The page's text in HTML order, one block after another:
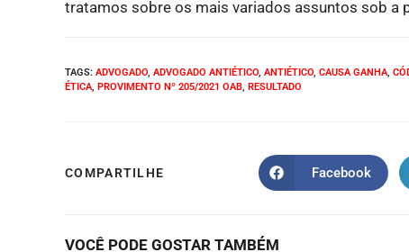
tratamos sobre os mais variados assuntos sob a
TAGS: ADVOGADO, ADVOGADO ANTIÉTICO, ANTIÉTICO, CAUSA GANHA,
ÉTICA, PROVIMENTO Nº 205/2021 OAB, RESULTADO
COMPARTILHE Facebook
VOCÊ PODE GOSTAR TAMBÉM